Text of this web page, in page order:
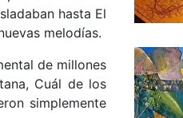
hasta El
melodías.
de millones
Cuál de los
simplemente